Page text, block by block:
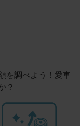
を調べよう！愛車
？